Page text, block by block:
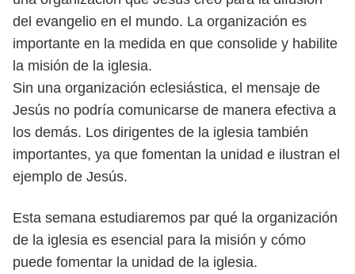
del evangelio en el mundo. La organización es
importante en la medida en que consolide y habilite
la misión de la iglesia.
Sin una organización eclesiástica, el mensaje de
Jesús no podría comunicarse de manera efectiva a
los demás. Los dirigentes de la iglesia también
importantes, ya que fomentan la unidad e ilustran el
ejemplo de Jesús.
Esta semana estudiaremos par qué la organización
de la iglesia es esencial para la misión y cómo
puede fomentar la unidad de la iglesia.